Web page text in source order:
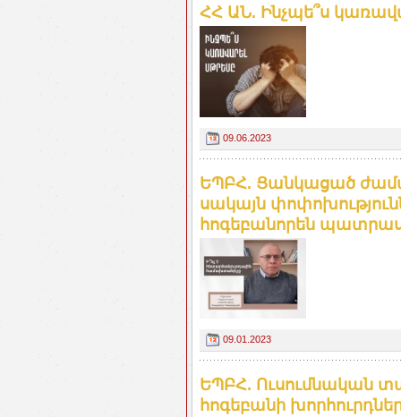
ՀՀ ԱՆ. Ինչպե՞ս
09.06.2023
ԵՊԲՀ. Ցանկացած
սակայն
հոգեբանորեն
09.01.2023
ԵՊԲՀ. Ուսումնական
հոգեբանի